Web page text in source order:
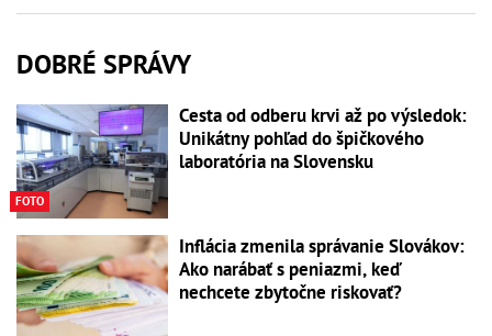
DOBRÉ SPRÁVY
FOTO
Cesta od odberu krvi až po výsledok:
Unikátny pohľad do špičkového
laboratória na Slovensku
Inflácia zmenila správanie Slovákov:
Ako narábať s peniazmi, keď
nechcete zbytočne riskovať?